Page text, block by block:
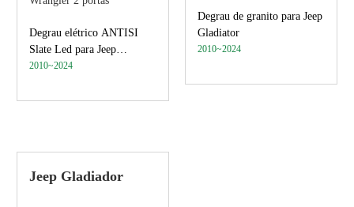
Degrau elétrico ANTISI
Slate Led para Jeep
Wrangler 2 portas
2010~2024
Degrau de granito para Jeep
Gladiator
2010~2024
Jeep Gladiador